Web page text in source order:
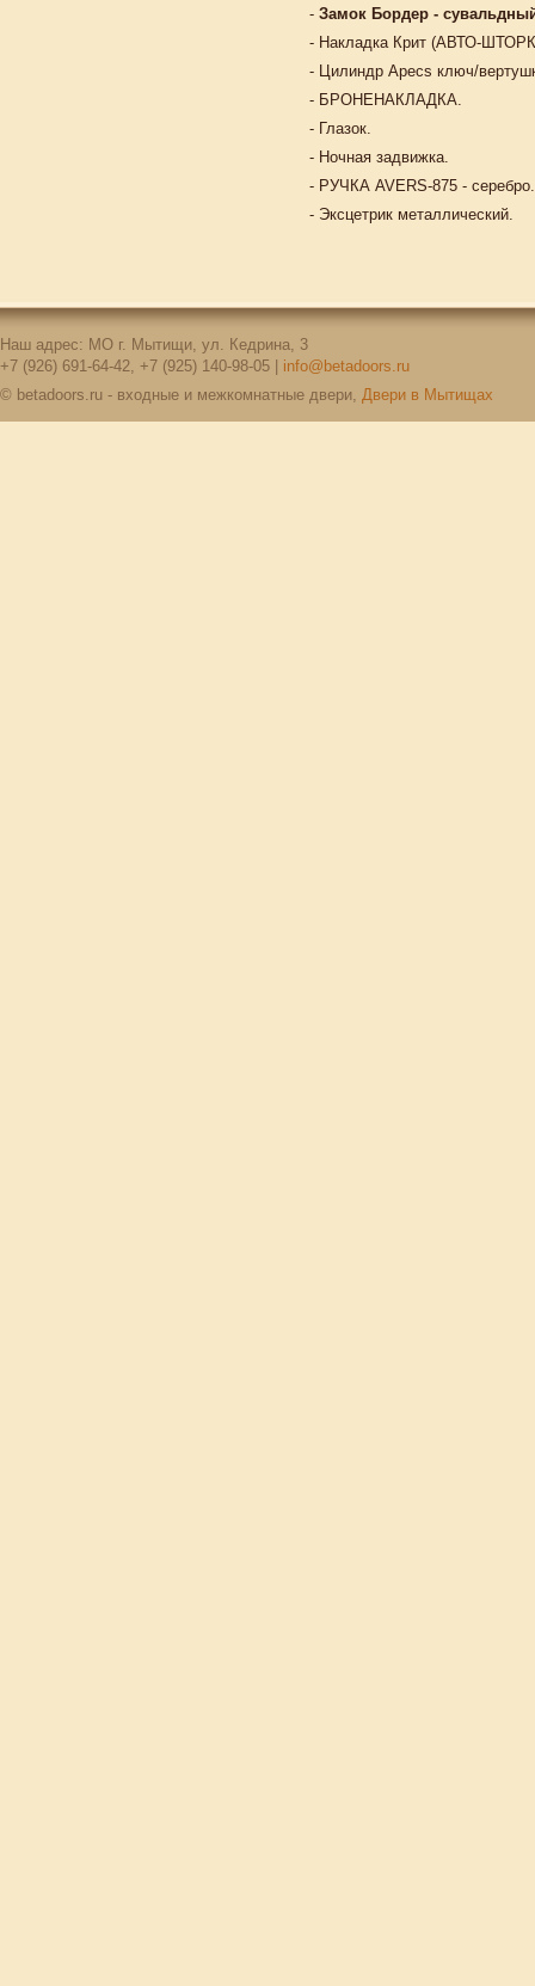
- Замок Бордер -
- Накладка Крит (АВТО-
- Цилиндр Apecs ключ/
- БРОНЕНАКЛАДКА.
- Глазок.
- Ночная задвижка.
- РУЧКА AVERS-875 - серебро.
- Эксцетрик металлический.
Наш адрес: МО г. Мытищи, ул. Кедрина, 3
+7 (926) 691-64-42, +7 (925) 140-98-05 | info@betadoors.ru
© betadoors.ru - входные и межкомнатные двери, Двери в Мытищах